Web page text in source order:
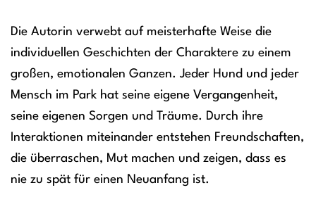
Die Autorin verwebt auf meisterhafte Weise die
individuellen Geschichten der Charaktere zu einem
großen, emotionalen Ganzen. Jeder Hund und jeder
Mensch im Park hat seine eigene Vergangenheit,
seine eigenen Sorgen und Träume. Durch ihre
Interaktionen miteinander entstehen Freundschaften,
die überraschen, Mut machen und zeigen, dass es
nie zu spät für einen Neuanfang ist.